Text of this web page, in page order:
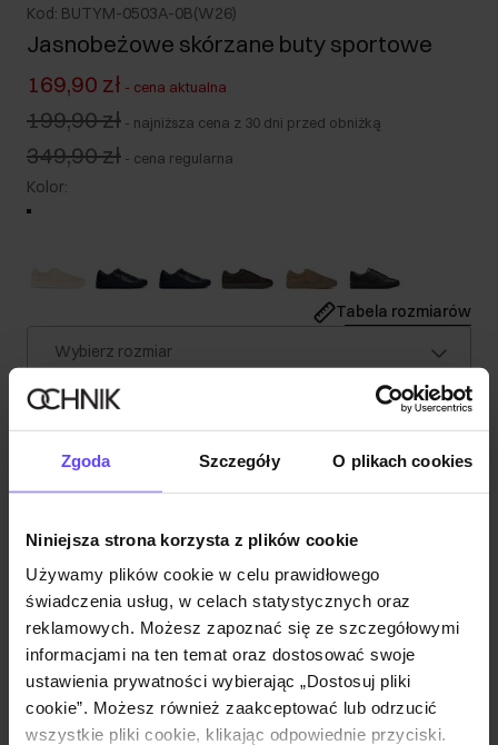
Zgoda Szczegóły O plikach cookies
Niniejsza strona korzysta z plików cookie
Używamy plików cookie w celu prawidłowego
świadczenia usług, w celach statystycznych oraz
reklamowych. Możesz zapoznać się ze szczegółowymi
informacjami na ten temat oraz dostosować swoje
ustawienia prywatności wybierając „Dostosuj pliki
cookie”. Możesz również zaakceptować lub odrzucić
wszystkie pliki cookie, klikając odpowiednie przyciski.
Kod: BUTYM-0503A-0B(W26)
Jasnobeżowe skórzane buty sportowe
169,90 zł - cena aktualna
199,90 zł - najniższa cena z 30 dni przed obniżką
349,90 zł - cena regularna
Kolor:
Tabela rozmiarów
Wybierz rozmiar
Wysyłka w 1 dzień roboczy
Opis produktu
Skład
Opinie